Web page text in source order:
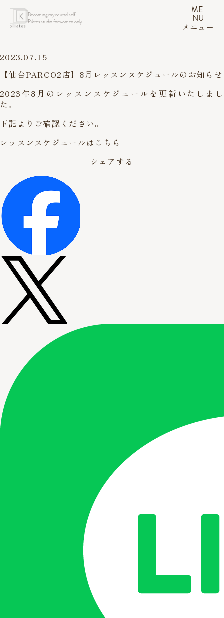
Becoming my neutral self.
Pilates studio for women only.
ME
NU
メニュー
2023.07.15
【仙台PARCO2店】8月レッスンスケジュールのお知らせ
2023年8月のレッスンスケジュールを更新いたしまし
た。
下記よりご確認ください。
レッスンスケジュールはこちら
シェアする